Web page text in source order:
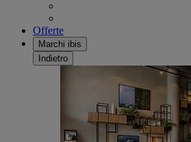
Offerte
Marchi ibis
Indietro